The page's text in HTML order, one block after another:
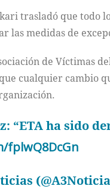
trasladó que todo
las medidas de
de Víctimas
cualquier cambio
“ETA ha sido
fplwQ8DcGn